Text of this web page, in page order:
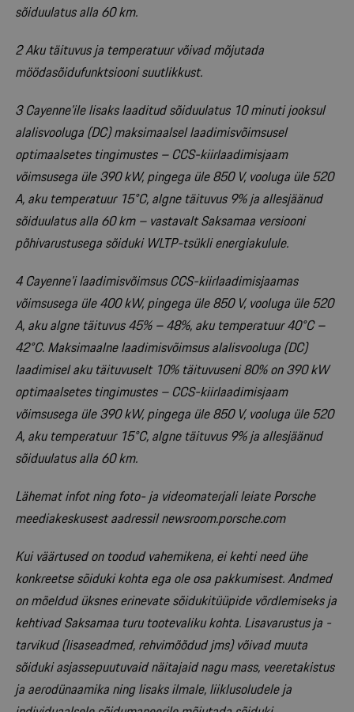
sõiduulatus alla 60 km.
2 Aku täituvus ja temperatuur võivad mõjutada
möödasõidufunktsiooni suutlikkust.
3 Cayenne’ile lisaks laaditud sõiduulatus 10 minuti jooksul
alalisvooluga (DC) maksimaalsel laadimisvõimsusel
optimaalsetes tingimustes – CCS-kiirlaadimisjaam
võimsusega üle 390 kW, pingega üle 850 V, vooluga üle 520
A, aku temperatuur 15°C, algne täituvus 9% ja allesjäänud
sõiduulatus alla 60 km – vastavalt Saksamaa versiooni
põhivarustusega sõiduki WLTP-tsükli energiakulule.
4 Cayenne’i laadimisvõimsus CCS-kiirlaadimisjaamas
võimsusega üle 400 kW, pingega üle 850 V, vooluga üle 520
A, aku algne täituvus 45% – 48%, aku temperatuur 40°C –
42°C. Maksimaalne laadimisvõimsus alalisvooluga (DC)
laadimisel aku täituvuselt 10% täituvuseni 80% on 390 kW
optimaalsetes tingimustes – CCS-kiirlaadimisjaam
võimsusega üle 390 kW, pingega üle 850 V, vooluga üle 520
A, aku temperatuur 15°C, algne täituvus 9% ja allesjäänud
sõiduulatus alla 60 km.
Lähemat infot ning foto- ja videomaterjali leiate Porsche
meediakeskusest aadressil newsroom.porsche.com
Kui väärtused on toodud vahemikena, ei kehti need ühe
konkreetse sõiduki kohta ega ole osa pakkumisest. Andmed
on mõeldud üksnes erinevate sõidukitüüpide võrdlemiseks ja
kehtivad Saksamaa turu tootevaliku kohta. Lisavarustus ja -
tarvikud (lisaseadmed, rehvimõõdud jms) võivad muuta
sõiduki asjassepuutuvaid näitajaid nagu mass, veeretakistus
ja aerodünaamika ning lisaks ilmale, liiklusoludele ja